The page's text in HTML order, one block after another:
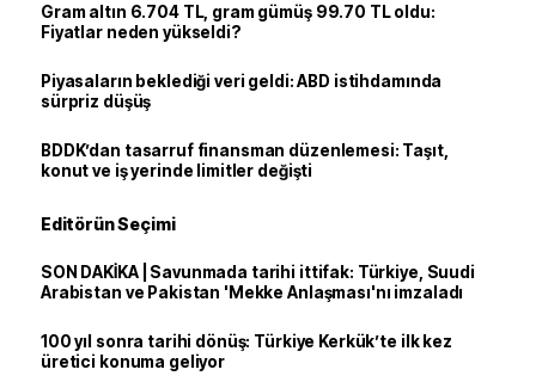
Gram altın 6.704 TL, gram gümüş 99.70 TL oldu:
Fiyatlar neden yükseldi?
Piyasaların beklediği veri geldi: ABD istihdamında
sürpriz düşüş
BDDK’dan tasarruf finansman düzenlemesi: Taşıt,
konut ve iş yerinde limitler değişti
Editörün Seçimi
SON DAKİKA | Savunmada tarihi ittifak: Türkiye, Suudi
Arabistan ve Pakistan 'Mekke Anlaşması'nı imzaladı
100 yıl sonra tarihi dönüş: Türkiye Kerkük’te ilk kez
üretici konuma geliyor